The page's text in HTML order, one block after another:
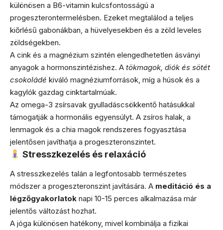
különösen a B6-vitamin kulcsfontosságú a
progeszterontermelésben. Ezeket megtalálod a teljes
kiőrlésű gabonákban, a hüvelyesekben és a zöld leveles
zöldségekben.
A cink és a magnézium szintén elengedhetetlen ásványi
anyagok a hormonszintézishez. A tökmagok, diók és sötét
csokoládé kiváló magnéziumforrások, míg a húsok és a
kagylók gazdag cinktartalmúak.
Az omega-3 zsírsavak gyulladáscsökkentő hatásukkal
támogatják a hormonális egyensúlyt. A zsíros halak, a
lenmagok és a chia magok rendszeres fogyasztása
jelentősen javíthatja a progeszteronszintet.
Stresszkezelés és relaxáció
A stresszkezelés talán a legfontosabb természetes
módszer a progeszteronszint javítására. A meditáció és a
légzőgyakorlatok napi 10-15 perces alkalmazása már
jelentős változást hozhat.
A jóga különösen hatékony, mivel kombinálja a fizikai